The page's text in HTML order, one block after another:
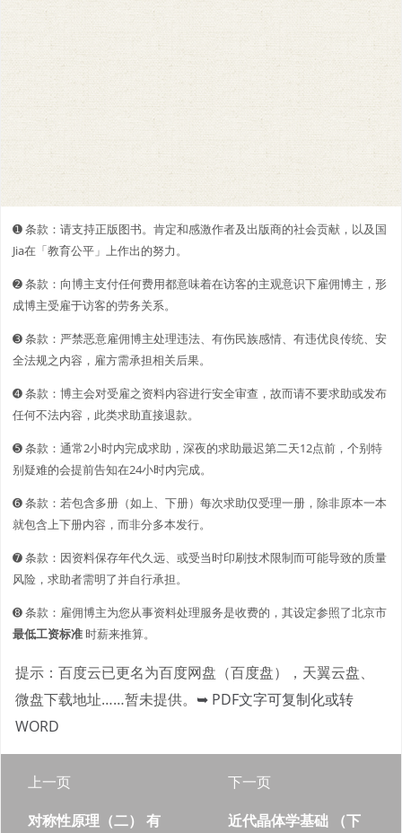
➊️ 条款：请支持正版图书。肯定和感激作者及出版商的社会贡献，以及国
Jia在「教育公平」上作出的努力。
➋️️ 条款：向博主支付任何费用都意味着在访客的主观意识下雇佣博主，形
成博主受雇于访客的劳务关系。
➌ 条款：严禁恶意雇佣博主处理违法、有伤民族感情、有违优良传统、安
全法规之内容，雇方需承担相关后果。
➍ 条款：博主会对受雇之资料内容进行安全审查，故而请不要求助或发布
任何不法内容，此类求助直接退款。
➎ 条款：通常2小时内完成求助，深夜的求助最迟第二天12点前，个别特
别疑难的会提前告知在24小时内完成。
➏ 条款：若包含多册（如上、下册）每次求助仅受理一册，除非原本一本
就包含上下册内容，而非分多本发行。
➐ 条款：因资料保存年代久远、或受当时印刷技术限制而可能导致的质量
风险，求助者需明了并自行承担。
➑ 条款：雇佣博主为您从事资料处理服务是收费的，其设定参照了北京市
最低工资标准时薪来推算。
提示：百度云已更名为百度网盘（百度盘），天翼云盘、
微盘下载地址……暂未提供。 ➥ PDF文字可复制化或转
WORD
上一页
对称性原理（二） 有
下一页
近代晶体学基础 （下